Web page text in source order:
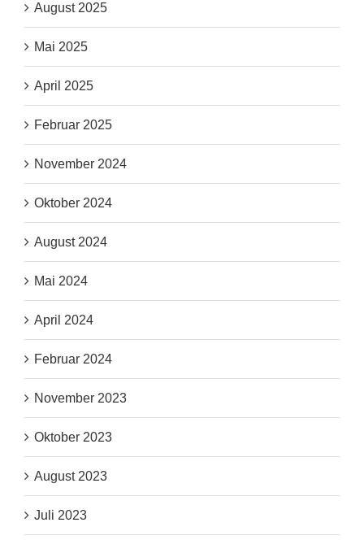
August 2025
Mai 2025
April 2025
Februar 2025
November 2024
Oktober 2024
August 2024
Mai 2024
April 2024
Februar 2024
November 2023
Oktober 2023
August 2023
Juli 2023